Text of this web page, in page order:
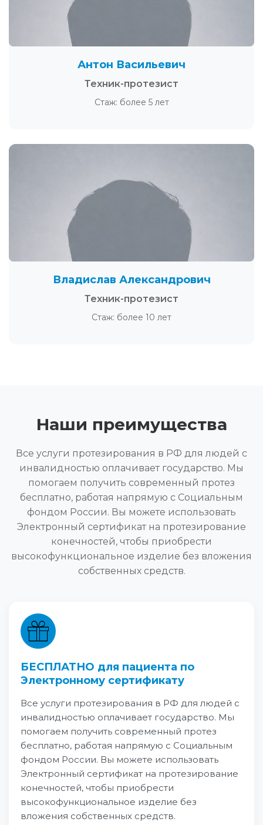
Антон Васильевич
Техник-протезист
Стаж: более 5 лет
Владислав Александрович
Техник-протезист
Стаж: более 10 лет
Наши преимущества
Все услуги протезирования в РФ для людей с
инвалидностью оплачивает государство. Мы
помогаем получить современный протез
бесплатно, работая напрямую с Социальным
фондом России. Вы можете использовать
Электронный сертификат на протезирование
конечностей, чтобы приобрести
высокофункциональное изделие без вложения
собственных средств.
БЕСПЛАТНО для пациента по
Электронному сертификату
Все услуги протезирования в РФ для людей с
инвалидностью оплачивает государство. Мы
помогаем получить современный протез
бесплатно, работая напрямую с Социальным
фондом России. Вы можете использовать
Электронный сертификат на протезирование
конечностей, чтобы приобрести
высокофункциональное изделие без
вложения собственных средств.